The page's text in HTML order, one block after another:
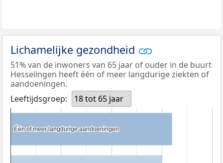
Lichamelijke gezondheid
51% van de inwoners van 65 jaar of ouder in de buurt
Hesselingen heeft één of meer langdurige ziekten of
aandoeningen.
Leeftijdsgroep:
18 tot 65 jaar
Één of meer langdurige aandoeningen
Één of meer langdurige aandoeningen